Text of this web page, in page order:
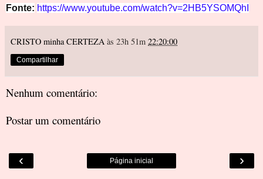
Fonte: https://www.youtube.com/watch?v=2HB5YSOMQhI
CRISTO minha CERTEZA às 23h 51m 22:20:00
Compartilhar
Nenhum comentário:
Postar um comentário
‹ ›
Página inicial